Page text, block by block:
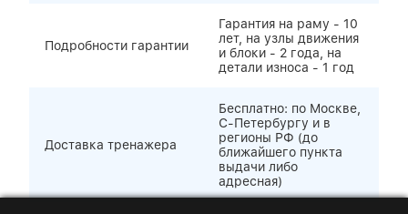
Подробности гарантии
Гарантия на раму - 10
лет, на узлы движения
и блоки - 2 года, на
детали износа - 1 год
Доставка тренажера
Бесплатно: по Москве,
С-Петербургу и в
регионы РФ (до
ближайшего пункта
выдачи либо
адресная)